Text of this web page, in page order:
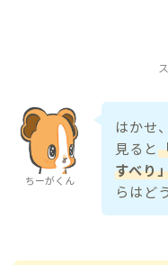
ちーがくん
はかせ
見ると
すべり
らはど